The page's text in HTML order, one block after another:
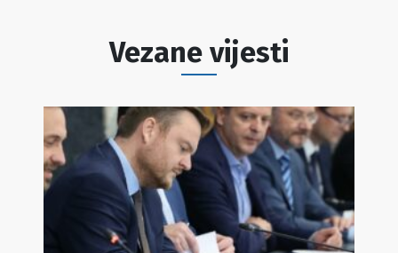
Vezane vijesti